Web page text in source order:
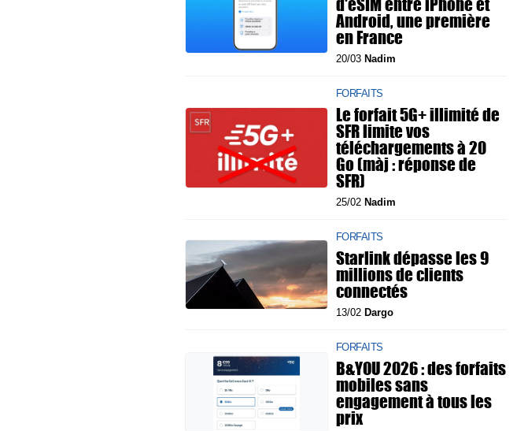
Android, une première
en France
20/03 Nadim
FORFAITS
Le forfait 5G+ illimité de
SFR limite vos
téléchargements à 20
Go (màj : réponse de
SFR)
25/02 Nadim
FORFAITS
Starlink dépasse les 9
millions de clients
connectés
13/02 Dargo
FORFAITS
B&YOU 2026 : des forfaits
mobiles sans
engagement à tous les
prix